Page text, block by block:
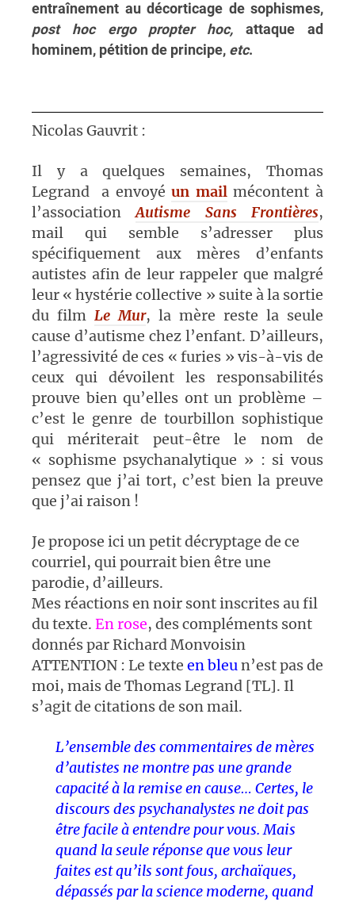
entraînement au décorticage de sophismes,
post hoc ergo propter hoc,attaque ad
hominem, pétition de principe, etc.
Nicolas Gauvrit :
Il y a quelques semaines, Thomas
Legrand a envoyéun mailmécontent à
l’associationAutisme Sans Frontières,
mail qui semble s’adresser plus
spécifiquement aux mères d’enfants
autistes afin de leur rappeler que malgré
leur « hystérie collective » suite à la sortie
du film Le Mur, la mère reste la seule
cause d’autisme chez l’enfant. D’ailleurs,
l’agressivité de ces « furies » vis-à-vis de
ceux qui dévoilent les responsabilités
prouve bien qu’elles ont un problème –
c’est le genre de tourbillon sophistique
qui mériterait peut-être le nom de
« sophisme psychanalytique » : si vous
pensez que j’ai tort, c’est bien la preuve
que j’ai raison !
Je propose ici un petit décryptage de ce
courriel, qui pourrait bien être une
parodie, d’ailleurs.
Mes réactions en noir sont inscrites au fil
du texte. En rose, des compléments sont
donnés par Richard Monvoisin
ATTENTION : Le texte en bleun’est pas de
moi, mais de Thomas Legrand [TL]. Il
s’agit de citations de son mail.
L’ensemble des commentaires de mères
d’autistes ne montre pas une grande
capacité à la remise en cause… Certes, le
discours des psychanalystes ne doit pas
être facile à entendre pour vous. Mais
quand la seule réponse que vous leur
faites est qu’ils sont fous, archaïques,
dépassés par la science moderne, quand